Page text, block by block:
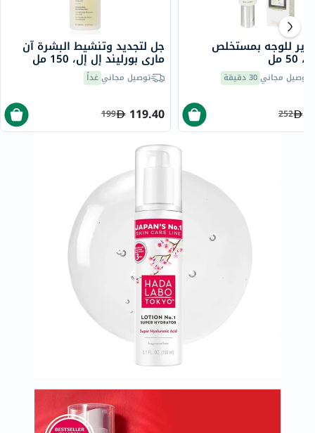
جل لتجديد وتنشيط البشرة آن
ماري بورليند إل إل، 150 مل
توصيل مجاني غداً
119.40
199
للوجه بمستخلص
مل
توصيل مجاني30 دقيقة
252